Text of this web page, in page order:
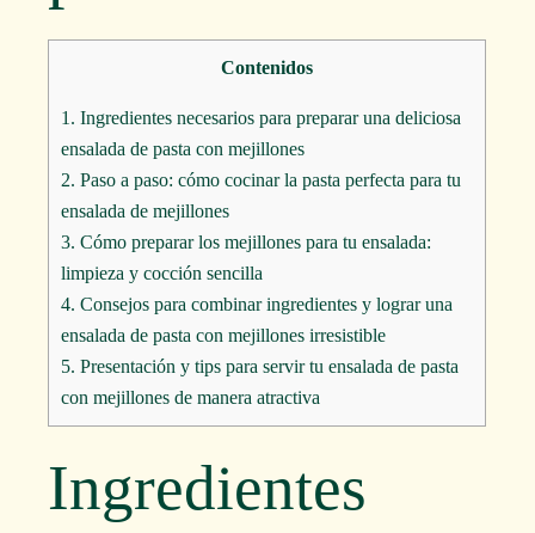
Contenidos
1. Ingredientes necesarios para preparar una deliciosa
ensalada de pasta con mejillones
2. Paso a paso: cómo cocinar la pasta perfecta para tu
ensalada de mejillones
3. Cómo preparar los mejillones para tu ensalada:
limpieza y cocción sencilla
4. Consejos para combinar ingredientes y lograr una
ensalada de pasta con mejillones irresistible
5. Presentación y tips para servir tu ensalada de pasta
con mejillones de manera atractiva
Ingredientes